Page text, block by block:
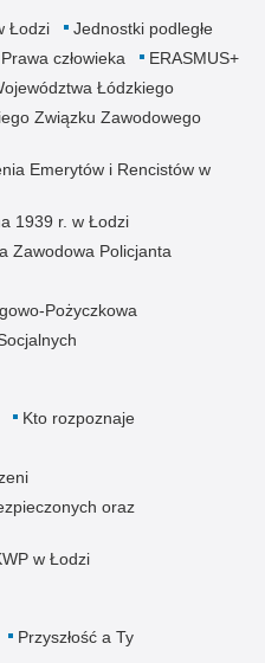
Łodzi
Jednostki podległe
Prawa człowieka
ERASMUS+
Łódzkiego
Związku Zawodowego
Emerytów i Rencistów w
1939 r. w Łodzi
Zawodowa Policjanta
Pożyczkowa
Kto rozpoznaje
oraz
w Łodzi
Przyszłość a Ty